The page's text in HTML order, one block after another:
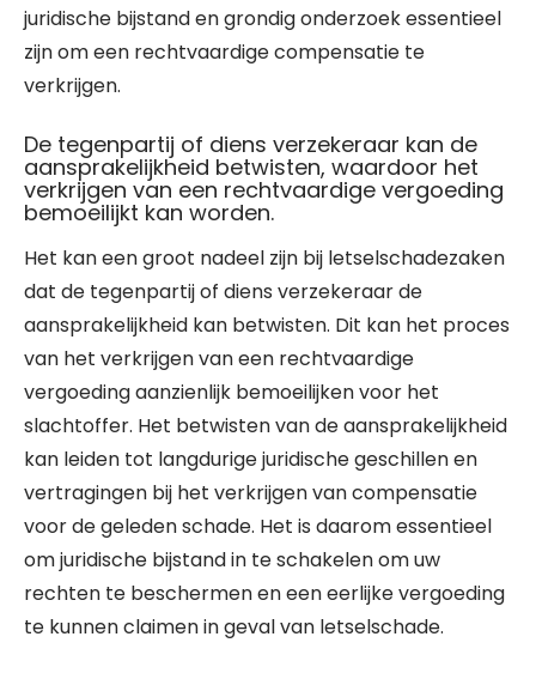
juridische bijstand en grondig onderzoek essentieel
zijn om een rechtvaardige compensatie te
verkrijgen.
De tegenpartij of diens verzekeraar kan de
aansprakelijkheid betwisten, waardoor het
verkrijgen van een rechtvaardige vergoeding
bemoeilijkt kan worden.
Het kan een groot nadeel zijn bij letselschadezaken
dat de tegenpartij of diens verzekeraar de
aansprakelijkheid kan betwisten. Dit kan het proces
van het verkrijgen van een rechtvaardige
vergoeding aanzienlijk bemoeilijken voor het
slachtoffer. Het betwisten van de aansprakelijkheid
kan leiden tot langdurige juridische geschillen en
vertragingen bij het verkrijgen van compensatie
voor de geleden schade. Het is daarom essentieel
om juridische bijstand in te schakelen om uw
rechten te beschermen en een eerlijke vergoeding
te kunnen claimen in geval van letselschade.